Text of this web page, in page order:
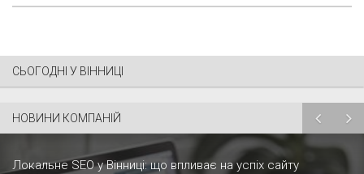
СЬОГОДНІ У ВІННИЦІ
НОВИНИ КОМПАНІЙ
Локальне SEO у Вінниці: що впливає на успіх сайту